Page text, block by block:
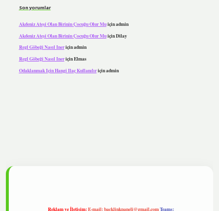
Son yorumlar
Akdeniz Ateşi Olan Birinin Çocuğu Olur Muiçinadmin
Akdeniz Ateşi Olan Birinin Çocuğu Olur MuiçinDilay
Regl Göbeği Nasıl Ineriçinadmin
Regl Göbeği Nasıl IneriçinElmas
Odaklanmak Için Hangi Ilaç Kullanılıriçinadmin
Reklam ve İletişim:E-mail:backlinkpaneli@gmail.comTeams: